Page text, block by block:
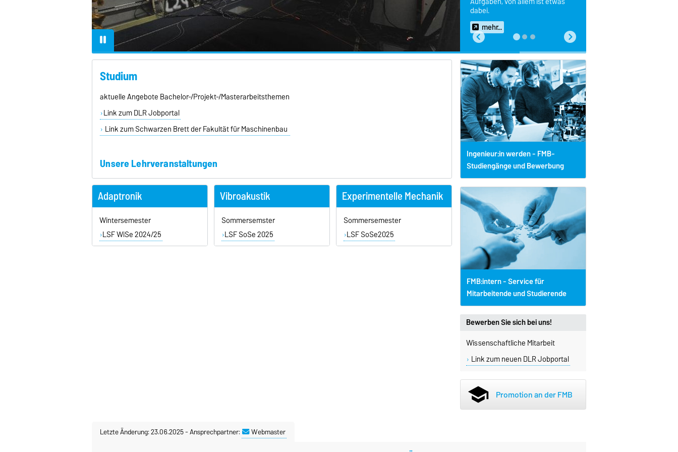
dabei.
mehr...
Studium
aktuelle Angebote Bachelor-/Projekt-/Masterarbeitsthemen
Link zum DLR Jobportal
Link zum Schwarzen Brett der Fakultät für Maschinenbau
Unsere Lehrveranstaltungen
Adaptronik
Wintersemester
LSF WiSe 2024/25
Vibroakustik
Sommersemster
LSF SoSe 2025
Experimentelle Mechanik
Sommersemester
LSF SoSe2025
school Promotion an der FMB
FMB:intern - Service für
Mitarbeitende und Studierende
Ingenieur:in werden - FMB-
Studiengänge und Bewerbung
Bewerben Sie sich bei uns!
Wissenschaftliche Mitarbeit
Link zum neuen DLR Jobportal
Letzte Änderung: 23.06.2025-Ansprechpartner: Webmaster